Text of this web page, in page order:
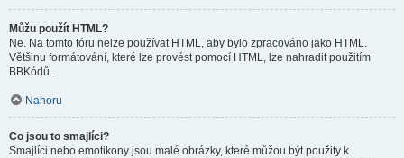
Můžu použít HTML?
Ne. Na tomto fóru nelze používat HTML, aby bylo zpracováno jako HTML.
Většinu formátování, které lze provést pomocí HTML, lze nahradit použitím
BBKódů.
Nahoru
Co jsou to smajlíci?
Smajlíci nebo emotikony jsou malé obrázky, které můžou být použity k